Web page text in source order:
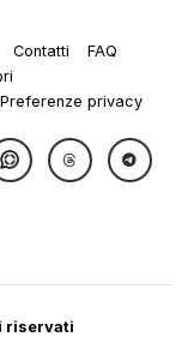
Contatti
FAQ
privacy
riservati